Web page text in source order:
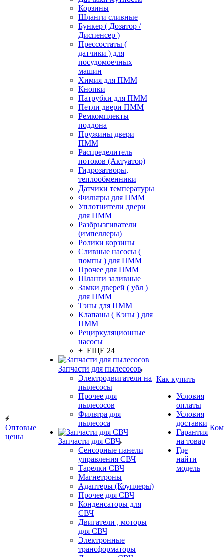
Оптовые
цены
Корзины
Шланги сливные
Бункер ( Дозатор /
Диспенсер )
Прессостаты (
датчики ) для
посудомоечных
машин
Химия для ПММ
Кнопки
Патрубки для ПММ
Петли двери ПММ
Ремкомплекты
поддона
Пружины двери
ПММ
Распределитель
потоков (Актуатор)
Гидрозатворы,
теплообменники
Датчики температуры
Фильтры для ПММ
Уплотнители двери
для ПММ
Разбрызгиватели
(импеллеры)
Ролики корзины
Сливные насосы (
помпы ) для ПММ
Прочее для ПММ
Шланги заливные
Замки дверей ( убл )
для ПММ
Тэны для ПММ
Клапаны ( Кэны ) для
ПММ
Рециркуляционные
насосы
+ ЕЩЕ 24
Запчасти для пылесосов
Электродвигатели на
пылесосы
Прочее для
пылесосов
Фильтра для
пылесоса
Запчасти для СВЧ
Сенсорные панели
управления СВЧ
Тарелки СВЧ
Магнетроны
Адаптеры (Коуплеры)
Прочее для СВЧ
Конденсаторы для
СВЧ
Двигатели , моторы
для СВЧ
Электронные
трансформаторы
Как купить
Условия
оплаты
Условия
доставки
Гарантия
на товар
Где
найти
модель